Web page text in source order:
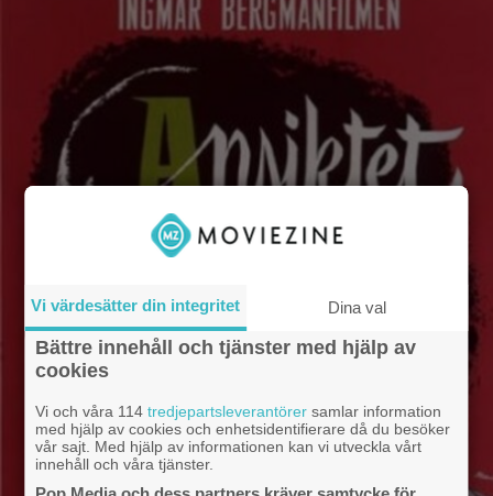
Vi värdesätter din integritet Dina val
Bättre innehåll och tjänster med hjälp av
cookies
Vi och våra 114tredjepartsleverantörer samlar information
med hjälp av cookies och enhetsidentifierare då du besöker
vår sajt. Med hjälp av informationen kan vi utveckla vårt
innehåll och våra tjänster.